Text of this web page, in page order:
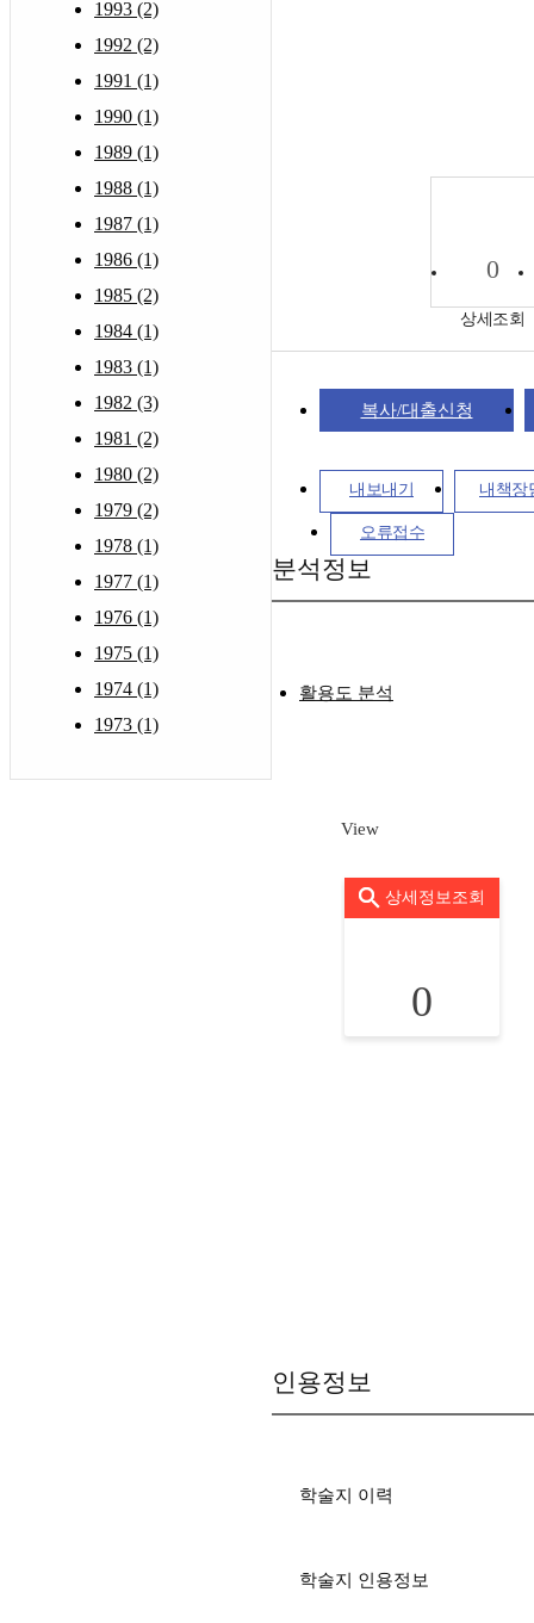
1993 (2)
1992 (2)
1991 (1)
1990 (1)
1989 (1)
1988 (1)
1987 (1)
1986 (1)
1985 (2)
1984 (1)
1983 (1)
1982 (3)
1981 (2)
1980 (2)
1979 (2)
1978 (1)
1977 (1)
1976 (1)
1975 (1)
1974 (1)
1973 (1)
0
상세조회
복사/대출신청
내보내기 내책장
오류접수
분석정보
활용도 분석
View
상세정보조회
0
인용정보
학술지 이력
학술지 인용정보